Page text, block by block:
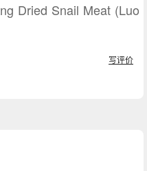
Dried Snail Meat (Luo
写评价